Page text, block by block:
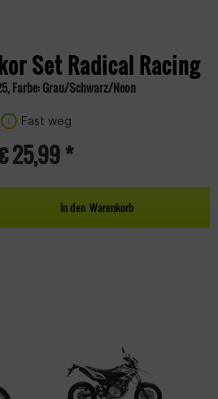
Set Radical Racing
Farbe: Grau/Schwarz/Neon
Fast weg
25,99 *
In den Warenkorb